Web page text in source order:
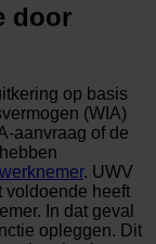
door
op basis
(WIA)
aanvraag of de
. UWV
voldoende heeft
In dat geval
opleggen. Dit